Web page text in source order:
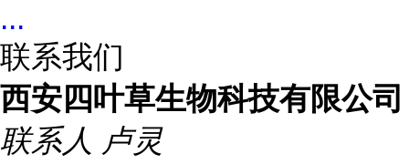
...
联系我们
西安四叶草生物科技有限公司
联系人 卢灵